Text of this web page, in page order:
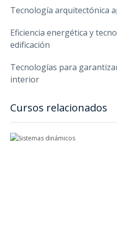
Tecnología arquitectónica
Eficiencia energética y
edificación
Tecnologías para
interior
Cursos relacionados